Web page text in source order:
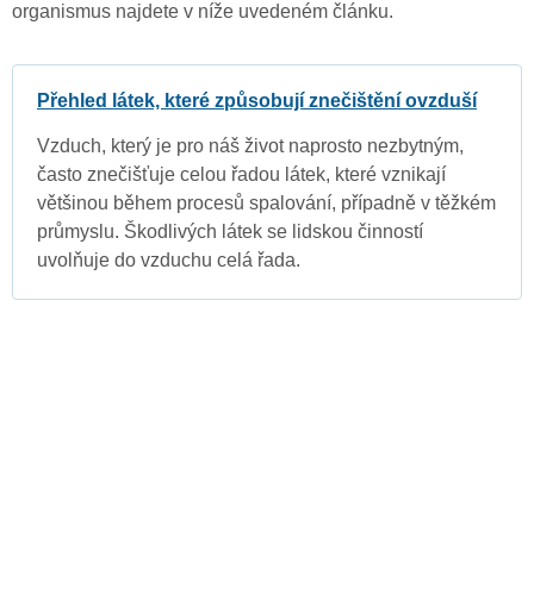
organismus najdete v níže uvedeném článku.
Přehled látek, které způsobují znečištění ovzduší
Vzduch, který je pro náš život naprosto nezbytným,
často znečišťuje celou řadou látek, které vznikají
většinou během procesů spalování, případně v těžkém
průmyslu. Škodlivých látek se lidskou činností
uvolňuje do vzduchu celá řada.